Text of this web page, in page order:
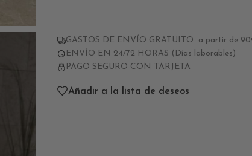
GASTOS DE ENVÍO GRATUITO a partir de
ENVÍO EN 24/72 HORAS (Días laborables)
PAGO SEGURO CON TARJETA
Añadir a la lista de deseos